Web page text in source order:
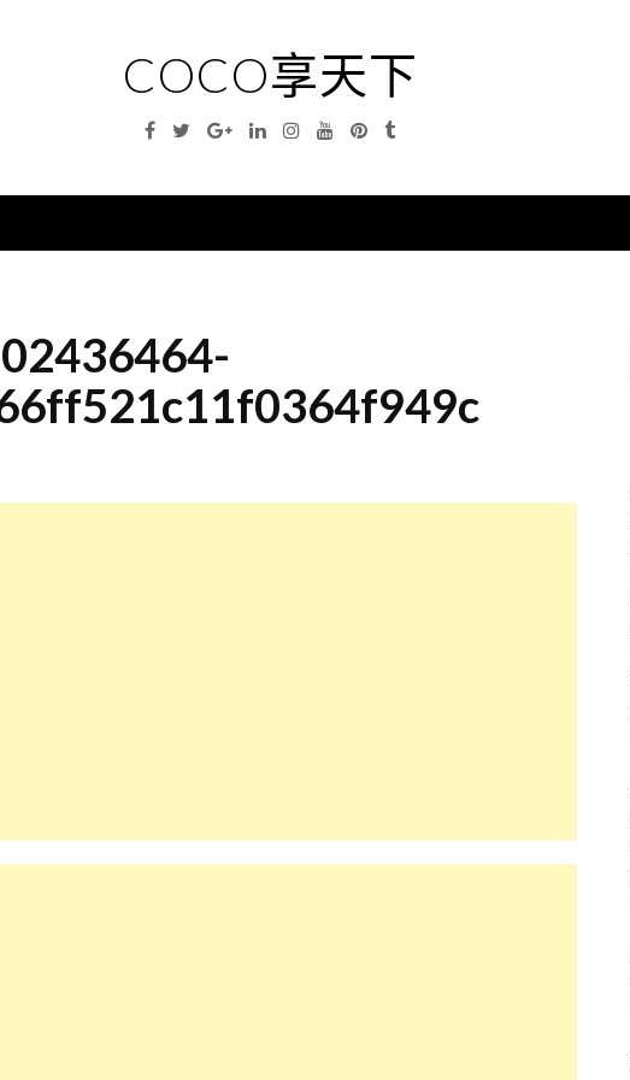
COCO享天下
Facebook
TwitterGoogleLinkedinInstagramYouTubePinterest
Tumblr